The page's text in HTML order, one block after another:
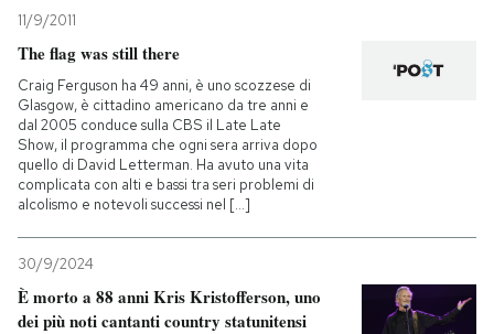
11/9/2011
The flag was still there
Craig Ferguson ha 49 anni, è uno scozzese di
Glasgow, è cittadino americano da tre anni e
dal 2005 conduce sulla CBS il Late Late
Show, il programma che ogni sera arriva dopo
quello di David Letterman. Ha avuto una vita
complicata con alti e bassi tra seri problemi di
alcolismo e notevoli successi nel [...]
30/9/2024
È morto a 88 anni Kris Kristofferson, uno
dei più noti cantanti country statunitensi